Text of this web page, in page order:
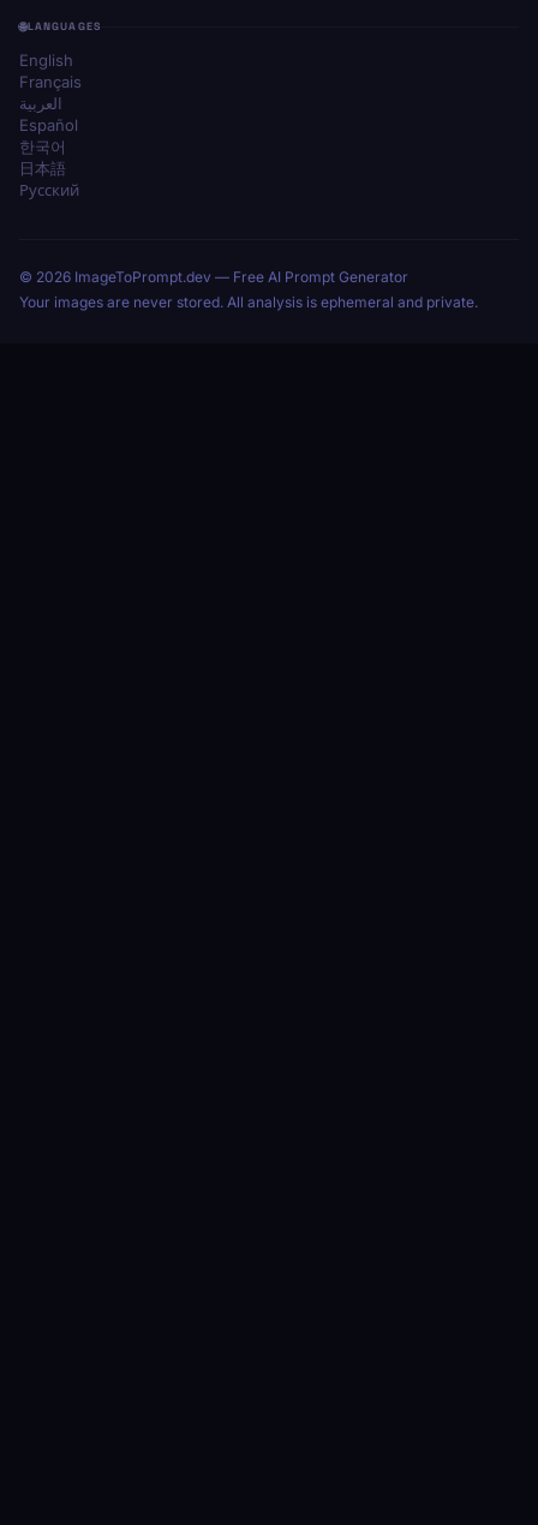
LANGUAGES
English
Français
العربية
Español
한국어
日本語
Русский
© 2026 ImageToPrompt.dev — Free AI Prompt Generator
Your images are never stored. All analysis is ephemeral and private.